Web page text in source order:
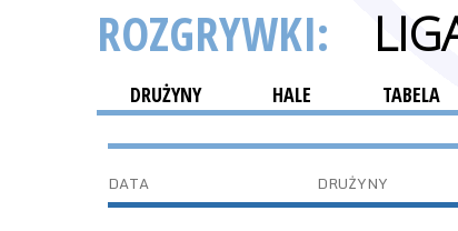
ROZGRYWKI:
DRUŻYNY HALE TABELA
DATA DRUŻYNY